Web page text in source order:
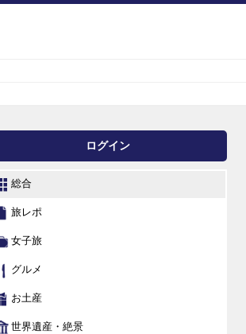
ログイン
総合
旅レポ
女子旅
グルメ
お土産
世界遺産・絶景